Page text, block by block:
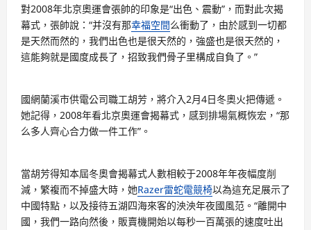
對2008年北京奧運會張帥的印象是“出色、震動”，而對此次揭
幕式，張帥說：“并沒有那幸福空間么衝動了，由於感到一切都
是天然而然的，我們出色也是很天然的，強盛也是很天然的，
這能夠就是國度成長了，招致我們骨子里構成自負了。”
國網蘭溪市供電公司職工胡芳，將介入2月4日冬奧火把傳遞。
她記得，2008年看北京奧運會揭幕式，感到排場氣概恢宏，“那
么多人齊心合力做一件工作”。
當胡芳得知本屆冬奧會揭幕式人數相較于2008年年夜幅度削
減，繁複而不掉盛大時，她Razer雷蛇電競椅以為這充足展示了
中國特點，以及接待五湖四海來客的泱泱年夜國風范。“離開中
國，我們一路向然後，販賣機開始以每秒一百萬張的速度吐出